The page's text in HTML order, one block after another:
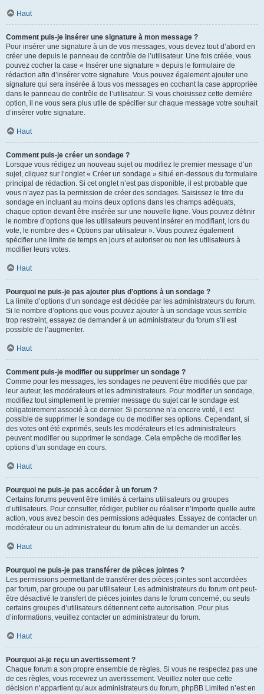
Haut
Comment puis-je insérer une signature à mon message ?
Pour insérer une signature à un de vos messages, vous devez tout d’abord en
créer une depuis le panneau de contrôle de l’utilisateur. Une fois créée, vous
pouvez cocher la case « Insérer une signature » depuis le formulaire de
rédaction afin d’insérer votre signature. Vous pouvez également ajouter une
signature qui sera insérée à tous vos messages en cochant la case appropriée
dans le panneau de contrôle de l’utilisateur. Si vous choisissez cette dernière
option, il ne vous sera plus utile de spécifier sur chaque message votre souhait
d’insérer votre signature.
Haut
Comment puis-je créer un sondage ?
Lorsque vous rédigez un nouveau sujet ou modifiez le premier message d’un
sujet, cliquez sur l’onglet « Créer un sondage » situé en-dessous du formulaire
principal de rédaction. Si cet onglet n’est pas disponible, il est probable que
vous n’ayez pas la permission de créer des sondages. Saisissez le titre du
sondage en incluant au moins deux options dans les champs adéquats,
chaque option devant être insérée sur une nouvelle ligne. Vous pouvez définir
le nombre d’options que les utilisateurs peuvent insérer en modifiant, lors du
vote, le nombre des « Options par utilisateur ». Vous pouvez également
spécifier une limite de temps en jours et autoriser ou non les utilisateurs à
modifier leurs votes.
Haut
Pourquoi ne puis-je pas ajouter plus d’options à un sondage ?
La limite d’options d’un sondage est décidée par les administrateurs du forum.
Si le nombre d’options que vous pouvez ajouter à un sondage vous semble
trop restreint, essayez de demander à un administrateur du forum s’il est
possible de l’augmenter.
Haut
Comment puis-je modifier ou supprimer un sondage ?
Comme pour les messages, les sondages ne peuvent être modifiés que par
leur auteur, les modérateurs et les administrateurs. Pour modifier un sondage,
modifiez tout simplement le premier message du sujet car le sondage est
obligatoirement associé à ce dernier. Si personne n’a encore voté, il est
possible de supprimer le sondage ou de modifier ses options. Cependant, si
des votes ont été exprimés, seuls les modérateurs et les administrateurs
peuvent modifier ou supprimer le sondage. Cela empêche de modifier les
options d’un sondage en cours.
Haut
Pourquoi ne puis-je pas accéder à un forum ?
Certains forums peuvent être limités à certains utilisateurs ou groupes
d’utilisateurs. Pour consulter, rédiger, publier ou réaliser n’importe quelle autre
action, vous avez besoin des permissions adéquates. Essayez de contacter un
modérateur ou un administrateur du forum afin de lui demander un accès.
Haut
Pourquoi ne puis-je pas transférer de pièces jointes ?
Les permissions permettant de transférer des pièces jointes sont accordées
par forum, par groupe ou par utilisateur. Les administrateurs du forum ont peut-
être désactivé le transfert de pièces jointes dans le forum concerné, ou seuls
certains groupes d’utilisateurs détiennent cette autorisation. Pour plus
d’informations, veuillez contacter un administrateur du forum.
Haut
Pourquoi ai-je reçu un avertissement ?
Chaque forum a son propre ensemble de règles. Si vous ne respectez pas une
de ces règles, vous recevrez un avertissement. Veuillez noter que cette
décision n’appartient qu’aux administrateurs du forum, phpBB Limited n’est en